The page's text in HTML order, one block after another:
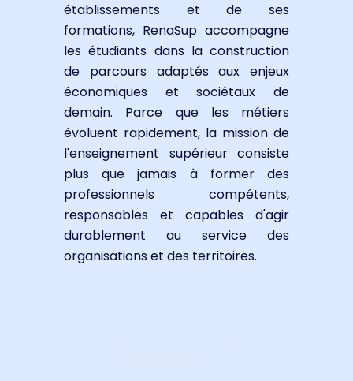
établissements et de ses
formations, RenaSup accompagne
les étudiants dans la construction
de parcours adaptés aux enjeux
économiques et sociétaux de
demain. Parce que les métiers
évoluent rapidement, la mission de
l'enseignement supérieur consiste
plus que jamais à former des
professionnels compétents,
responsables et capables d'agir
durablement au service des
organisations et des territoires.